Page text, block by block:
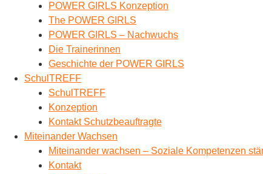
POWER GIRLS Konzeption
The POWER GIRLS
POWER GIRLS – Nachwuchs
Die Trainerinnen
Geschichte der POWER GIRLS
SchulTREFF
SchulTREFF
Konzeption
Kontakt Schutzbeauftragte
Miteinander Wachsen
Miteinander wachsen – Soziale Kompetenzen
Kontakt